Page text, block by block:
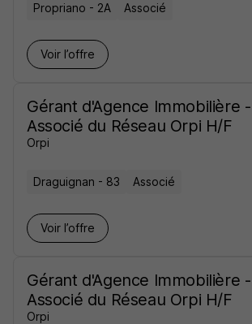
Propriano - 2A Associé
Voir l’offre
Gérant d'Agence Immobilière -
Associé du Réseau Orpi H/F
Orpi
Draguignan - 83 Associé
Voir l’offre
Gérant d'Agence Immobilière -
Associé du Réseau Orpi H/F
Orpi